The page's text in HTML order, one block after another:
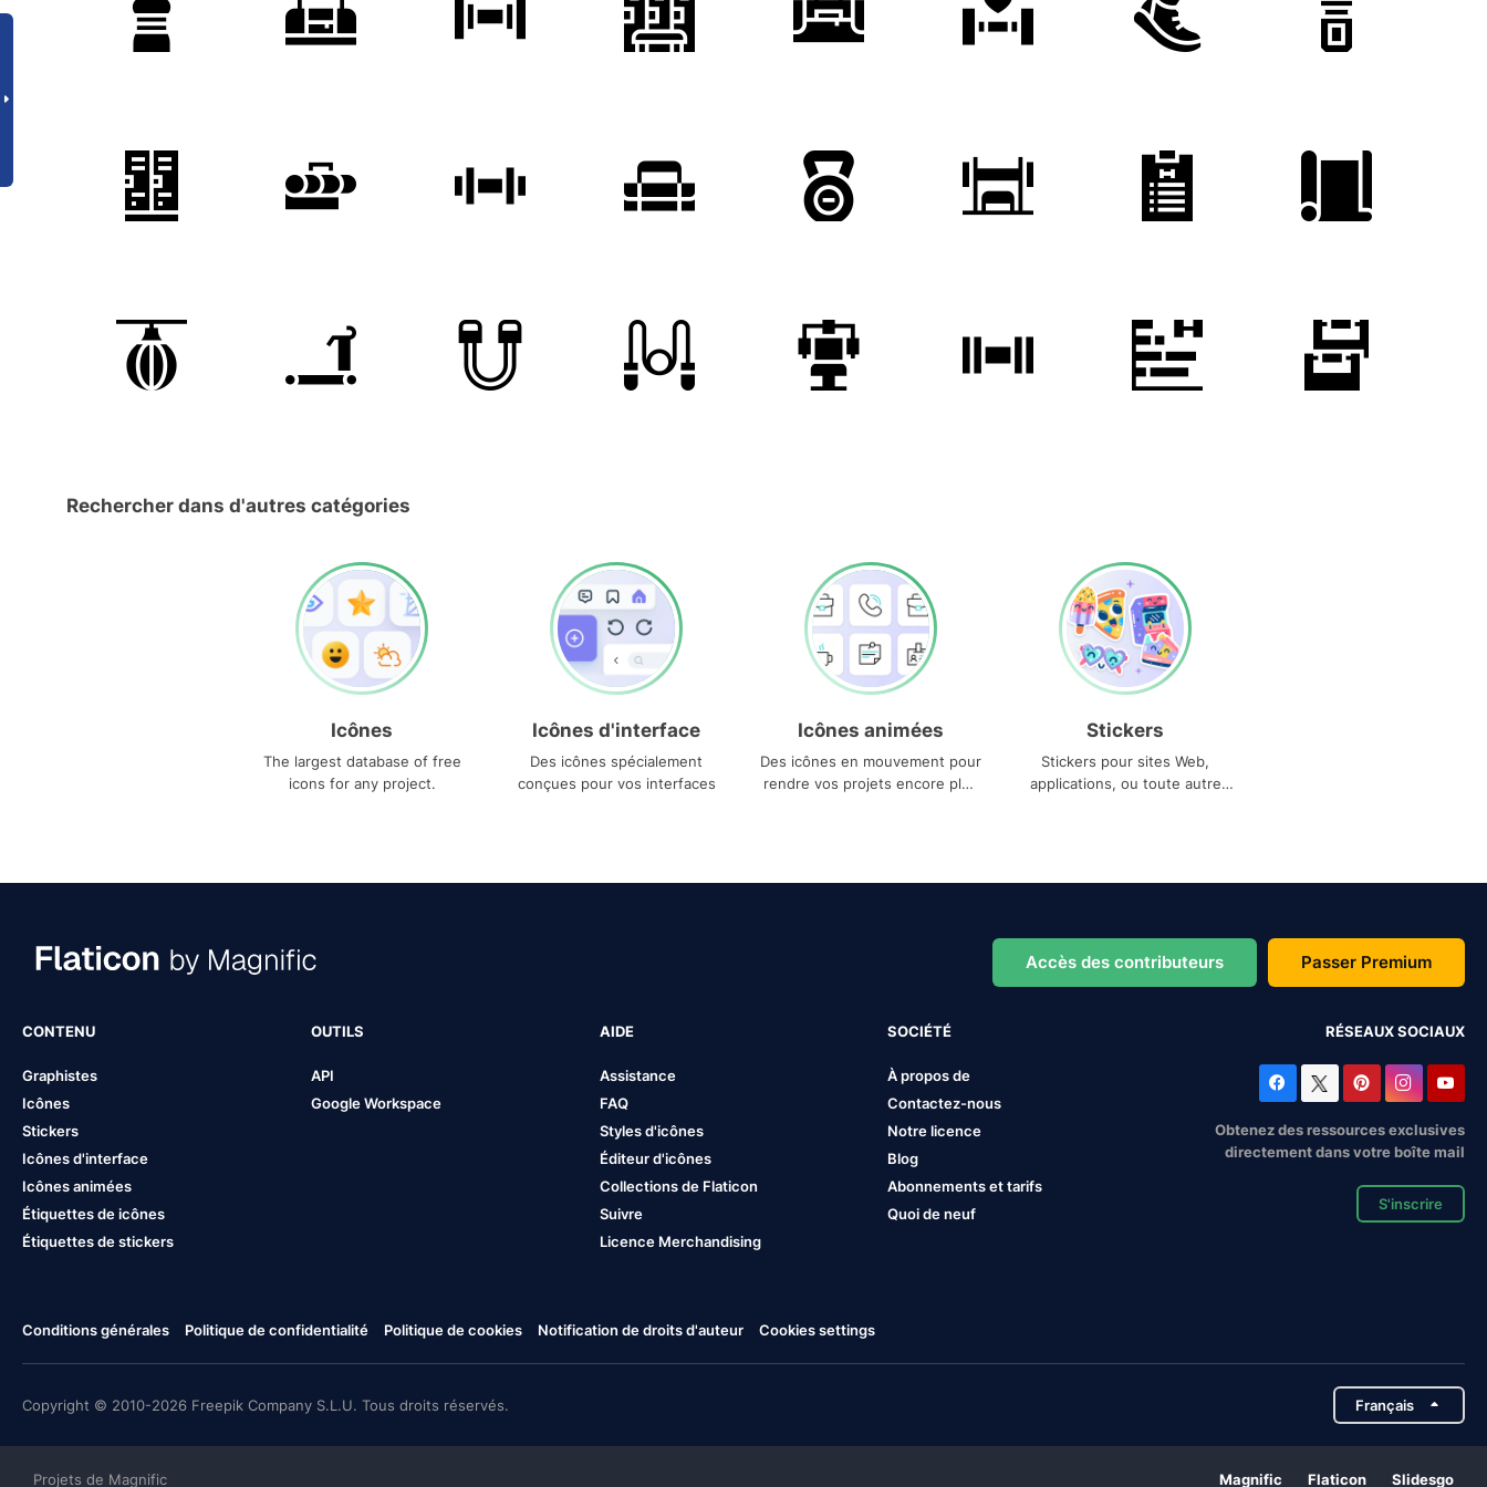
Rechercher dans d'autres catégories
Icônes
The largest database of free
icons for any project.
Icônes d'interface
Des icônes spécialement
conçues pour vos interfaces
Icônes animées
Des icônes en mouvement pour
rendre vos projets encore plus
Stickers
Stickers pour sites Web,
applications, ou toute autre
Accès des contributeurs Passer Premium
CONTENU
Graphistes
Icônes
Stickers
Icônes d'interface
Icônes animées
Étiquettes de icônes
Étiquettes de stickers
OUTILS
API
Google Workspace
AIDE
Assistance
FAQ
Styles d'icônes
Éditeur d'icônes
Collections de Flaticon
Suivre
Licence Merchandising
SOCIÉTÉ
À propos de
Contactez-nous
Notre licence
Blog
Abonnements et tarifs
Quoi de neuf
RÉSEAUX SOCIAUX
Obtenez des ressources exclusives
directement dans votre boîte mail
S'inscrire
Conditions générales Politique de confidentialité Politique de cookies Notification de droits d'auteur Cookies settings
Copyright © 2010-2026 Freepik Company S.L.U. Tous droits réservés. Français
Projets de Magnific Magnific Flaticon Slidesgo